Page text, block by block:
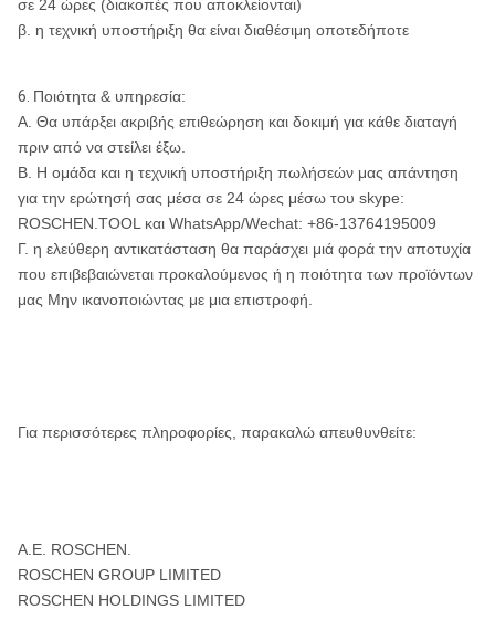
σε 24 ώρες (διακοπές που αποκλείονται)
β. η τεχνική υποστήριξη θα είναι διαθέσιμη οποτεδήποτε
6. Ποιότητα & υπηρεσία:
Α. Θα υπάρξει ακριβής επιθεώρηση και δοκιμή για κάθε διαταγή
πριν από να στείλει έξω.
Β. Η ομάδα και η τεχνική υποστήριξη πωλήσεών μας απάντηση
για την ερώτησή σας μέσα σε 24 ώρες μέσω του skype:
ROSCHEN.TOOL και WhatsApp/Wechat: +86-13764195009
Γ. η ελεύθερη αντικατάσταση θα παράσχει μιά φορά την αποτυχία
που επιβεβαιώνεται προκαλούμενος ή η ποιότητα των προϊόντων
μας Μην ικανοποιώντας με μια επιστροφή.
Για περισσότερες πληροφορίες, παρακαλώ απευθυνθείτε:
Α.Ε. ROSCHEN.
ROSCHEN GROUP LIMITED
ROSCHEN HOLDINGS LIMITED